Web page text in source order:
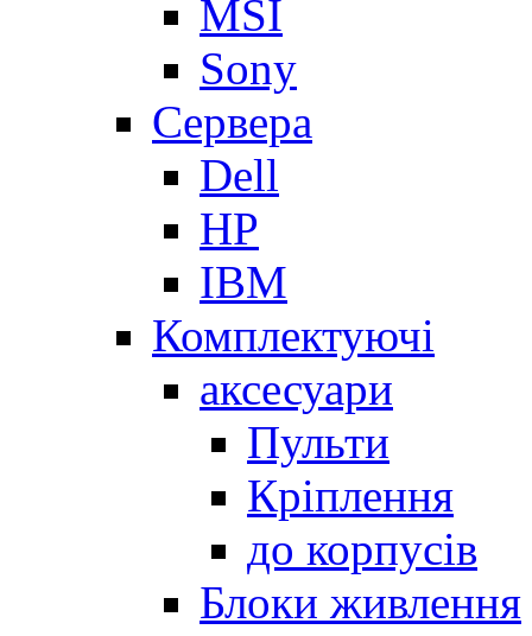
MSI
Sony
Сервера
Dell
HP
IBM
Комплектуючі
аксесуари
Пульти
Кріплення
до корпусів
Блоки живлення